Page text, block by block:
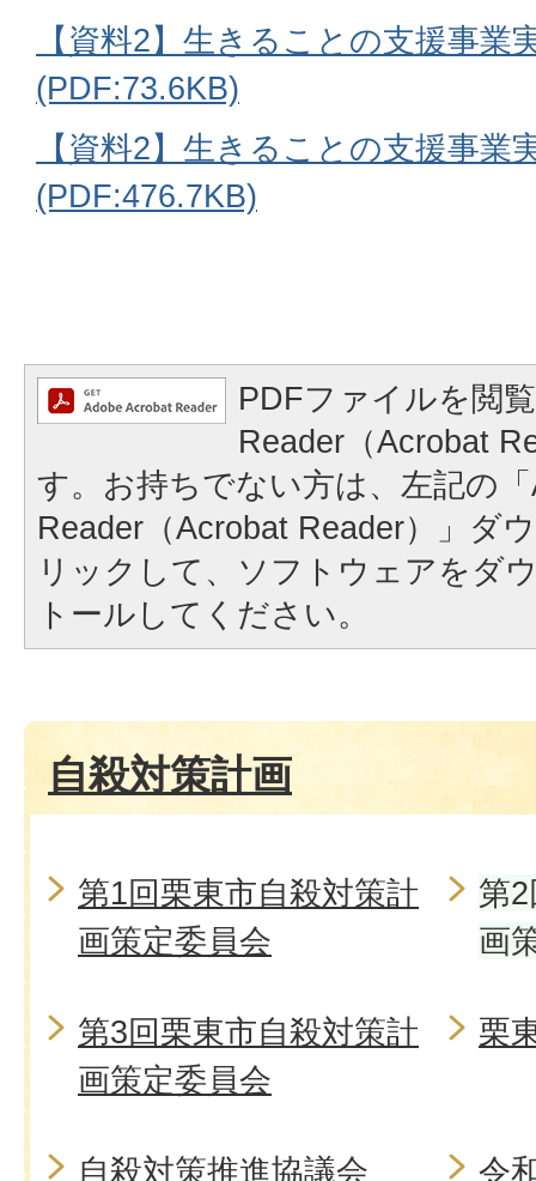
【資料2】生きることの支援事業
(PDF:73.6KB)
【資料2】生きることの支援事業
(PDF:476.7KB)
PDFファイルを閲
Reader（Acrobat
す。お持ちでない方は、左記の
Reader（Acrobat Reader）」ダ
リックして、ソフトウェアをダ
トールしてください。
自殺対策計画
第1回栗東市自殺対策計
画策定委員会
第
画
第3回栗東市自殺対策計
画策定委員会
栗
自殺対策推進協議会
令